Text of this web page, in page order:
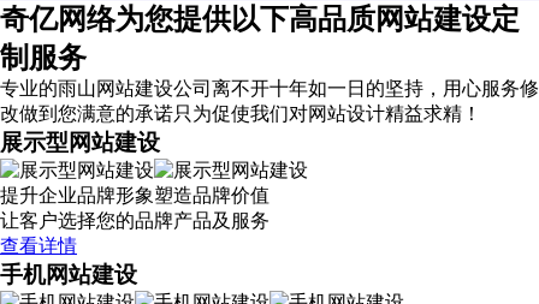
奇亿网络为您提供以下高品质网站建设定
制服务
专业的雨山网站建设公司离不开十年如一日的坚持， 用心服务修
改做到您满意的承诺只为促使我们对网站设计精益求精！
展示型网站建设
提升企业品牌形象塑造品牌价值
让客户选择您的品牌产品及服务
查看详情
手机网站建设